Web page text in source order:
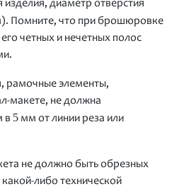
изделия, диаметр отверстия
Помните, что при брошюровке
четных и нечетных полос
рамочные элементы,
макете, не должна
в 5 мм от линии реза или
не должно быть обрезных
либо технической